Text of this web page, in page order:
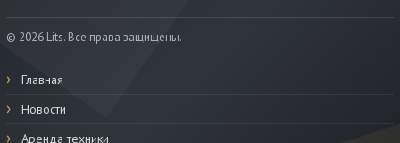
© 2026 Lits. Все права защищены.
Главная
Новости
Аренда техники